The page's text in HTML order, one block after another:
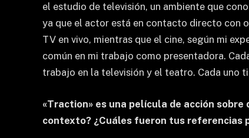
el estudio de televisión, un ambiente que
ya que el actor está en contacto directo con
TV en vivo, mientras que el cine, según mi
común en mi trabajo como presentadora.
trabajo en la televisión y el teatro. Cada uno
«Traction» es una película de acción
contexto? ¿Cuáles fueron tus referencias